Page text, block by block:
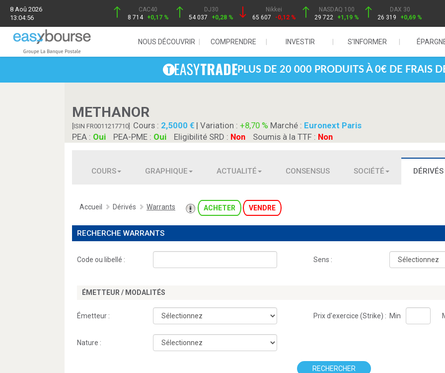
8 Aoû 2026
13:04:56
CAC40
8 714 +0,17 %
DJ30
54 037
+0,28 %
Nikkei
65 607
-0,12 %
NASDAQ 100
29 722
+1,19 %
DAX 30
26 319
+0,69 %
NOUS DÉCOUVRIR COMPRENDRE INVESTIR S'INFORMER
PLUS DE 20 000 PRODUITS À 0€ DE FRAIS
METHANOR
[ISIN FR0011217710] Cours : 2,5000 | Variation : +8,70 % Marché : Euronext Paris
PEA : Oui PEA-PME : Oui Eligibilité SRD : Non Soumis à la TTF : Non
COURS GRAPHIQUE ACTUALITÉ CONSENSUS SOCIÉTÉ DÉRIVÉS
Accueil Dérivés Warrants ACHETER VENDRE
RECHERCHE WARRANTS
Code ou libellé : Sens :
ÉMETTEUR / MODALITÉS
Émetteur : Prix d'exercice (Strike) : Min
Nature :
RECHERCHER